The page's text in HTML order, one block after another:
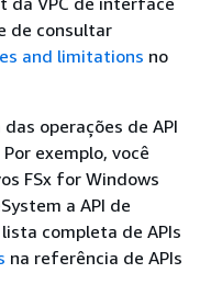
de consultar
and limitations no
operações de API
exemplo, você
FSx for Windows
a API de
completa de APIs
na referência de APIs